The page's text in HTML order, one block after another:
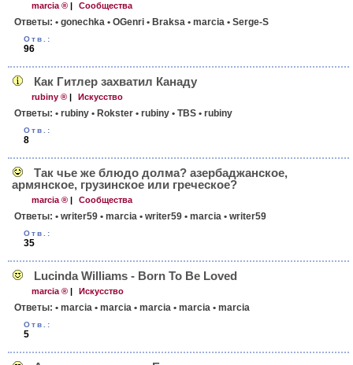
marcia ® | Сообщества
Ответы: • gonechka • OGenri • Braksa • marcia • Serge-S
Отв.:
96
Как Гитлер захватил Канаду
rubiny ® | Искусство
Ответы: • rubiny • Rokster • rubiny • TBS • rubiny
Отв.:
8
Так чье же блюдо долма? азербад­жанское,
армянское, грузинское или греческое?
marcia ® | Сообщества
Ответы: • writer59 • marcia • writer59 • marcia • writer59
Отв.:
35
Lucinda Williams - Born To Be Loved
marcia ® | Искусство
Ответы: • marcia • marcia • marcia • marcia • marcia
Отв.:
5